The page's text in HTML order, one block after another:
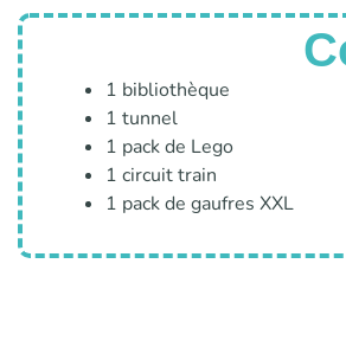
1 bibliothèque
1 tunnel
1 pack de Lego
1 circuit train
1 pack de gaufres XXL